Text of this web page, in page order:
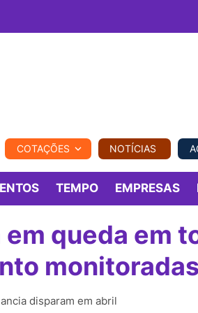
REGIONAL COMERCIAL
COTAÇÕES NOTÍCIAS
TEMPO EMPRESAS
queda em
disparam em abril